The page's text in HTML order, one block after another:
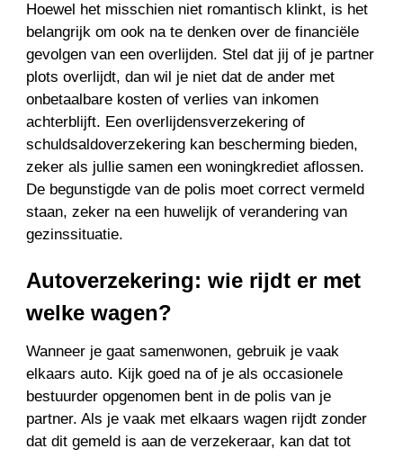
Hoewel het misschien niet romantisch klinkt, is het
belangrijk om ook na te denken over de financiële
gevolgen van een overlijden. Stel dat jij of je partner
plots overlijdt, dan wil je niet dat de ander met
onbetaalbare kosten of verlies van inkomen
achterblijft. Een overlijdensverzekering of
schuldsaldoverzekering kan bescherming bieden,
zeker als jullie samen een woningkrediet aflossen.
De begunstigde van de polis moet correct vermeld
staan, zeker na een huwelijk of verandering van
gezinssituatie.
Autoverzekering: wie rijdt er met
welke wagen?
Wanneer je gaat samenwonen, gebruik je vaak
elkaars auto. Kijk goed na of je als occasionele
bestuurder opgenomen bent in de polis van je
partner. Als je vaak met elkaars wagen rijdt zonder
dat dit gemeld is aan de verzekeraar, kan dat tot